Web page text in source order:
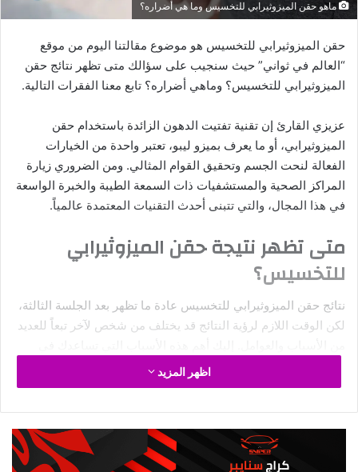
ماهو حقن الميزوثيرابي للتخسيس وما هي أضراره؟
حقن الميزوثيرابي للتخسيس هو موضوع مقالتنا اليوم من موقع
“العالم في ثواني” حيث سنجيب على سؤالك متى تظهر نتائج حقن
الميزوثيرابي للتخسيس؟ وماهي أضراره؟ تابع معنا الفقرات التالية.
عزيزي القارئ إن تقنية تفتيت الدهون الزائدة باستخدام حقن
الميزوثيرابي، أو ما يعرف بميزو ليبو، تعتبر واحدة من الخيارات
الفعالة لنحت الجسم وتحقيق القوام المثالي. ومن الضروري زيارة
المراكز الصحية والمستشفيات ذات السمعة الطيبة والخبرة الواسعة
في هذا المجال، والتي تتبنى أحدث التقنيات المعتمدة عالمياً.
متى تظهر نتيجة حقن الميزوثيرابي
للتخسيس؟
نتائج حقن الميزوثيرابي للتخسيس عادة ما تظهر بعد الجلسة الثالثة،
لكن الوقت اللازم لرؤية النتائج قد يختلف من شخص لآخر تبعاً للعديد
معرفة متى تظهر تلك النتائج:
تكون أكثر فعالية على بعض الأفراد مقارنة بآخرين وفق
موقع طبيبك.
اظهر المزيد